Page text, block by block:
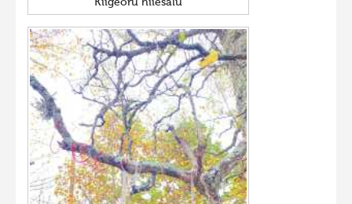
Kiigeoru hiiesalu